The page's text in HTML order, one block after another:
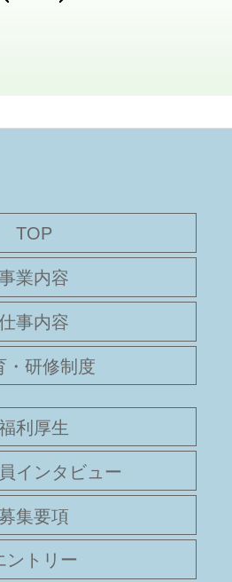
TOP
業内容
事内容
・研修制度
利厚生
インタビュー
集要項
ントリー